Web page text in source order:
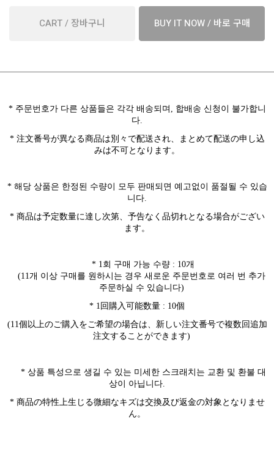
CART / 장바구니 BUY IT NOW / 바로 구매
* 주문번호가 다른 상품들은 각각 배송되며 , 합배송 신청이 불가합니
다.
* 注文番号が異なる商品は別々で配送され、まとめて配送の申し込
みは不可となります。
* 해당 상품은 한정된 수량이 모두 판매되면 예고없이 품절될 수 있습
니다.
* 商品は予定数量に達し次第、予告なく品切れとなる場合がござい
ます。
* 1회 구매 가능 수량 : 10개
(11개 이상 구매를 원하시는 경우 새로운 주문번호로 여러 번 추가
주문하실 수 있습니다)
* 1回購入可能数量 : 10個
(11個以上のご購入をご希望の場合は、新しい注文番号で複数回追加
注文することができます)
* 상품 특성으로 생길 수 있는 미세한 스크래치는 교환 및 환불 대
상이 아닙니다
* 商品の特性上生じる微細なキズは交換及び返金の対象となりませ
ん。